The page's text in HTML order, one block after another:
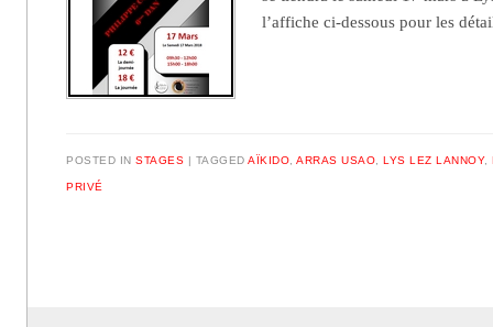
l’affiche ci-dessous pour les
POSTED INSTAGES TAGGEDAÏKIDO,ARRAS USAO,LYS LEZ LANNOY,
PRIVÉ